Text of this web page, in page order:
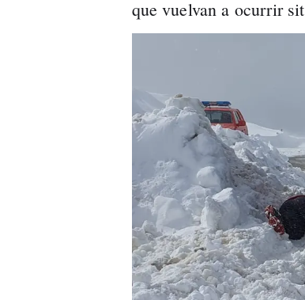
que vuelvan a ocurrir